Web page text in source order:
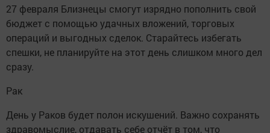
27 февраля Близнецы смогут изрядно пополнить свой
бюджет с помощью удачных вложений, торговых
операций и выгодных сделок. Старайтесь избегать
спешки, не планируйте на этот день слишком много дел
сразу.
Рак
День у Раков будет полон искушений. Важно сохранять
здравомыслие, отдавать себе отчёт в том, что